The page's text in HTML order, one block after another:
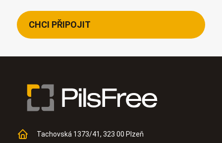
CHCI PŘIPOJIT
Tachovská 1373/41, 323 00 Plzeň